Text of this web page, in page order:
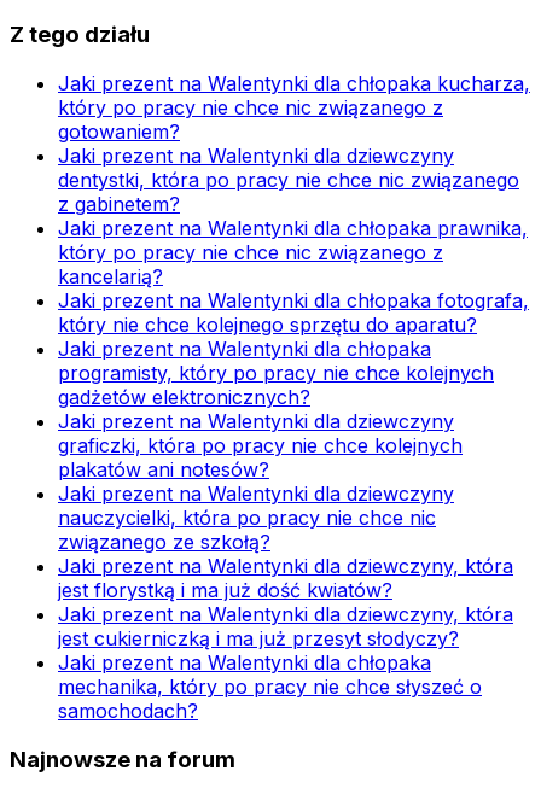
Z tego działu
Jaki prezent na Walentynki dla chłopaka kucharza,
który po pracy nie chce nic związanego z
gotowaniem?
Jaki prezent na Walentynki dla dziewczyny
dentystki, która po pracy nie chce nic związanego
z gabinetem?
Jaki prezent na Walentynki dla chłopaka prawnika,
który po pracy nie chce nic związanego z
kancelarią?
Jaki prezent na Walentynki dla chłopaka fotografa,
który nie chce kolejnego sprzętu do aparatu?
Jaki prezent na Walentynki dla chłopaka
programisty, który po pracy nie chce kolejnych
gadżetów elektronicznych?
Jaki prezent na Walentynki dla dziewczyny
graficzki, która po pracy nie chce kolejnych
plakatów ani notesów?
Jaki prezent na Walentynki dla dziewczyny
nauczycielki, która po pracy nie chce nic
związanego ze szkołą?
Jaki prezent na Walentynki dla dziewczyny, która
jest florystką i ma już dość kwiatów?
Jaki prezent na Walentynki dla dziewczyny, która
jest cukierniczką i ma już przesyt słodyczy?
Jaki prezent na Walentynki dla chłopaka
mechanika, który po pracy nie chce słyszeć o
samochodach?
Najnowsze na forum